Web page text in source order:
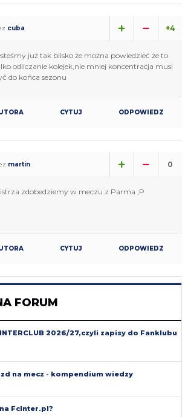
cuba +4
już tak blisko że można powiedzieć że to
odliczanie kolejek,nie mniej koncentracja musi
do końca sezonu
CYTUJ ODPOWIEDZ
martin 0
zdobedziemy w meczu z Parma ;P
CYTUJ ODPOWIEDZ
FORUM
INTERCLUB 2026/27,czyli zapisy do Fanklubu
na mecz - kompendium wiedzy
FcInter.pl?